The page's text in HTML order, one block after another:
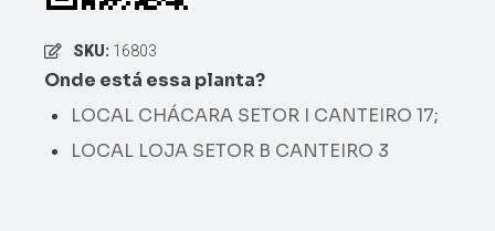
SKU: 16803
Onde está essa planta?
LOCAL CHÁCARA SETOR I CANTEIRO 17;
LOCAL LOJA SETOR B CANTEIRO 3